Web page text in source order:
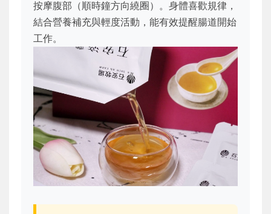
按摩腹部（順時鐘方向繞圈）。身體喜歡規律，
結合營養補充與輕度活動，能有效提醒腸道開始
工作。